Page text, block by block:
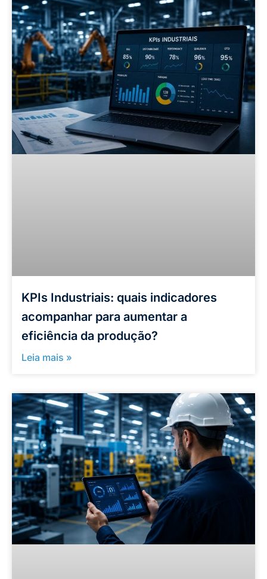
KPIs Industriais: quais indicadores
acompanhar para aumentar a
eficiência da produção?
Leia mais »